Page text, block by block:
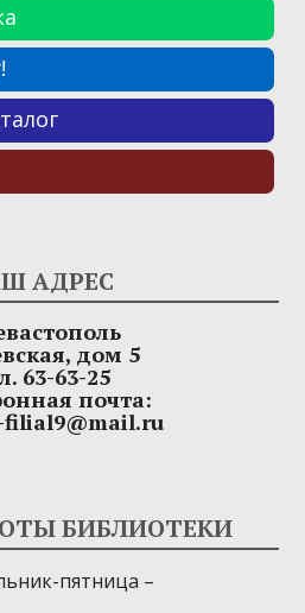
АДРЕС
дом 5
63-63-25
почта:
filial9@mail.ru
БИБЛИОТЕКИ
пятница –